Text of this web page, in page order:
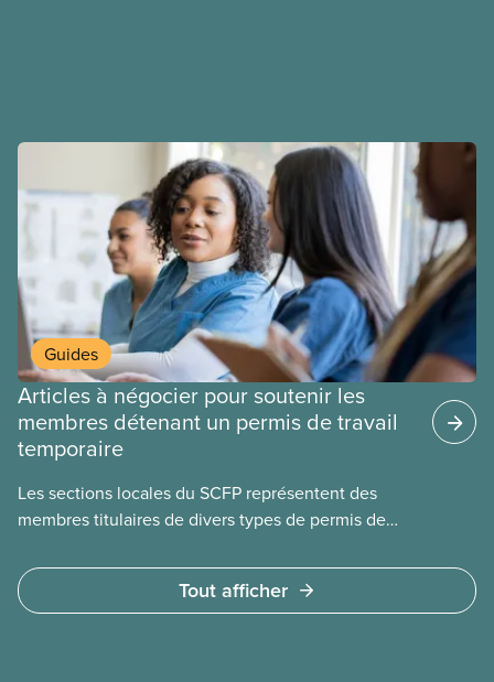
Guides
Articles à négocier pour soutenir les
membres détenant un permis de travail
temporaire
Les sections locales du SCFP représentent des
membres titulaires de divers types de permis de
travailleuses et travailleurs étrangers temporaires,
les permis d’études et les permis de
Tout afficher